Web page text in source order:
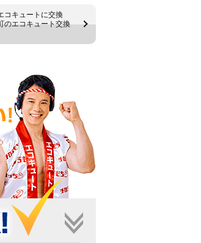
コキュートに交換
のエコキュート交換